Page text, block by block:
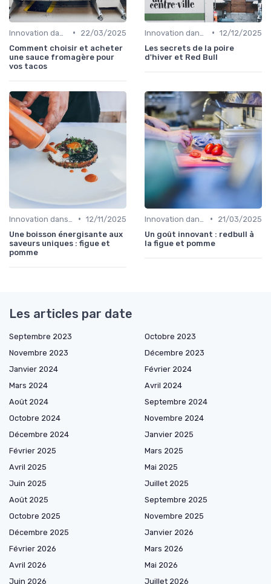
•
22/03/2025
Comment choisir et acheter
une sauce fromagère pour
vos tacos
• 12/12/2025
Les secrets de la poire
d'hiver et Red Bull
• 12/11/2025
Une boisson énergisante aux
saveurs uniques : figue et
pomme
•
21/03/2025
Un goût innovant : redbull à
la figue et pomme
Les articles par date
Septembre 2023
Octobre 2023
Novembre 2023
Décembre 2023
Janvier 2024
Février 2024
Mars 2024
Avril 2024
Août 2024
Septembre 2024
Octobre 2024
Novembre 2024
Décembre 2024
Janvier 2025
Février 2025
Mars 2025
Avril 2025
Mai 2025
Juin 2025
Juillet 2025
Août 2025
Septembre 2025
Octobre 2025
Novembre 2025
Décembre 2025
Janvier 2026
Février 2026
Mars 2026
Avril 2026
Mai 2026
Juin 2026
Juillet 2026